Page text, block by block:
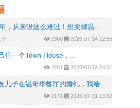
，从来没这么难过！想卖掉温...
士 2360 2026-07-14 12:55
住一个Town House，...
2281 2026-07-22 14:51
儿子在温哥华餐厅的婚礼，我给...
2173 2026-07-31 13:52